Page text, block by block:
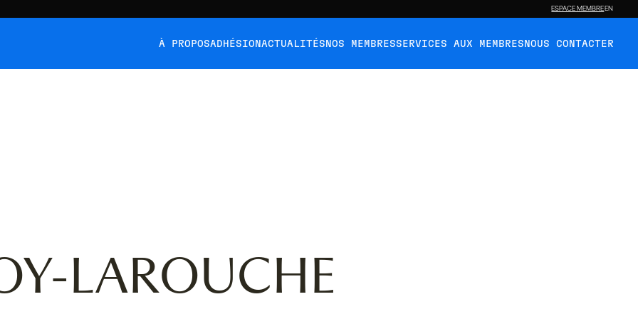
ESPACE MEMBREEN
À PROPOSADHÉSIONACTUALITÉS NOS MEMBRESSERVICES AUX MEMBRES NOUS CONTACTER
LAROUCHE